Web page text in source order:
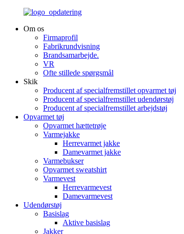
Om os
Firmaprofil
Fabrikrundvisning
Brandsamarbejde.
VR
Ofte stillede spørgsmål
Skik
Producent af specialfremstillet opvarmet tøj
Producent af specialfremstillet udendørstøj
Producent af specialfremstillet arbejdstøj
Opvarmet tøj
Opvarmet hættetrøje
Varmejakke
Herrevarmet jakke
Damevarmet jakke
Varmebukser
Opvarmet sweatshirt
Varmevest
Herrevarmevest
Damevarmevest
Udendørstøj
Basislag
Aktive basislag
Jakker